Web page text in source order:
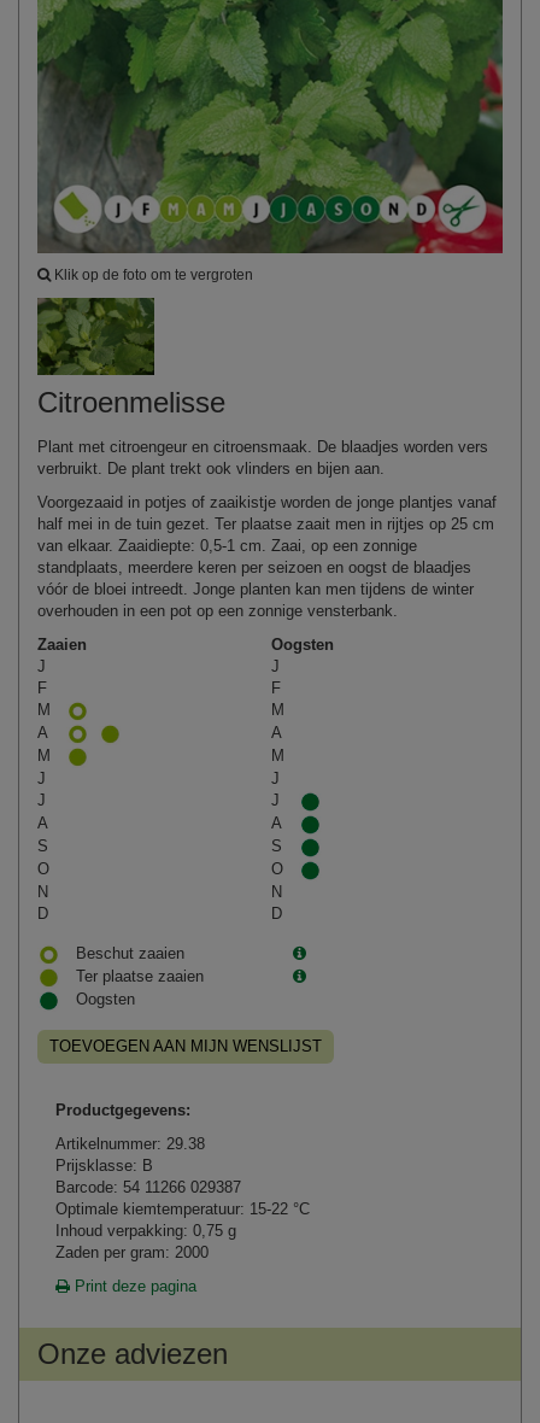
Klik op de foto om te vergroten
Citroenmelisse
Plant met citroengeur en citroensmaak. De blaadjes worden vers
verbruikt. De plant trekt ook vlinders en bijen aan.
Voorgezaaid in potjes of zaaikistje worden de jonge plantjes vanaf
half mei in de tuin gezet. Ter plaatse zaait men in rijtjes op 25 cm
van elkaar. Zaaidiepte: 0,5‑1 cm. Zaai, op een zonnige
standplaats, meerdere keren per seizoen en oogst de blaadjes
vóór de bloei intreedt. Jonge planten kan men tijdens de winter
overhouden in een pot op een zonnige vensterbank.
Zaaien
Oogsten
J
J
F
F
M
M
A
A
M
M
J
J
J
J
A
A
S
S
O
O
N
N
D
D
Beschut zaaien
Ter plaatse zaaien
Oogsten
TOEVOEGEN AAN MIJN WENSLIJST
Productgegevens:
Artikelnummer: 29.38
Prijsklasse: B
Barcode: 54 11266 029387
Optimale kiemtemperatuur: 15-22 °C
Inhoud verpakking: 0,75 g
Zaden per gram: 2000
Print deze pagina
Onze adviezen